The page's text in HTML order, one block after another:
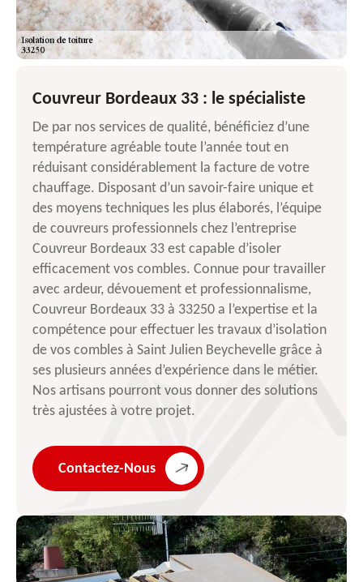
Couvreur Bordeaux 33 : le spécialiste
De par nos services de qualité, bénéficiez d’une
température agréable toute l’année tout en
réduisant considérablement la facture de votre
chauffage. Disposant d’un savoir-faire unique et
des moyens techniques les plus élaborés, l’équipe
de couvreurs professionnels chez l’entreprise
Couvreur Bordeaux 33 est capable d’isoler
efficacement vos combles. Connue pour travailler
avec ardeur, dévouement et professionnalisme,
Couvreur Bordeaux 33 à 33250 a l’expertise et la
compétence pour effectuer les travaux d’isolation
de vos combles à Saint Julien Beychevelle grâce à
ses plusieurs années d’expérience dans le métier.
Nos artisans pourront vous donner des solutions
très ajustées à votre projet.
Contactez-Nous